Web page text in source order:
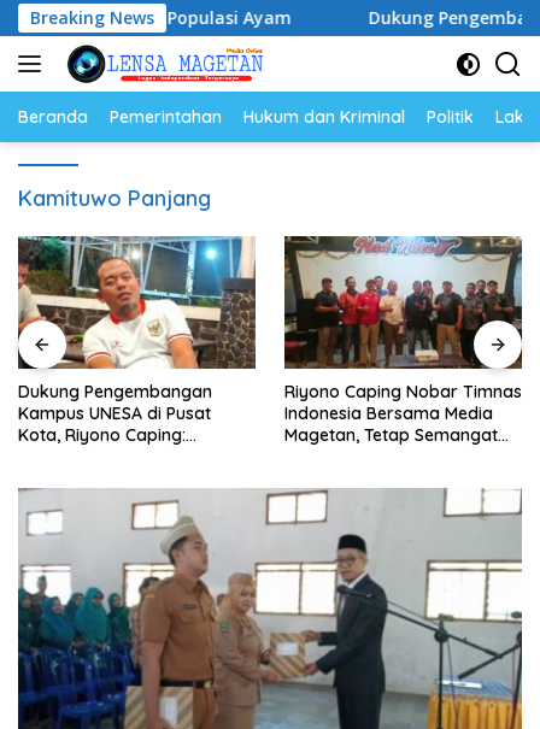
Langsung
ke
konten
Breaking News
dan Populasi Ayam Dukung Pengembangan
Beranda Pemerintahan Hukum dan Kriminal Politik
Kamituwo Panjang
Dukung Pengembangan
Kampus UNESA di Pusat
Kota, Riyono Caping:
Riyono Caping Nobar Timnas
Indonesia Bersama Media
Magetan, Tetap Semangat